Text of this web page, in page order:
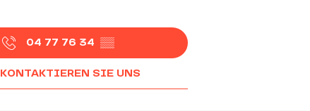
04 77 76 34 ▒▒
KONTAKTIEREN SIE UNS